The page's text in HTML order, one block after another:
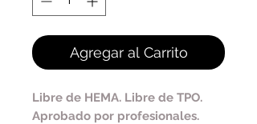
Agregar al Carrito
Libre de HEMA. Libre de TPO.
Aprobado por profesionales.